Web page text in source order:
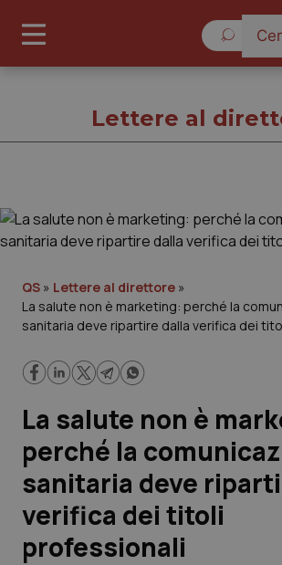
Governo e Parlamento
Regioni e Asl
Lavoro e Professioni
Scienza e Farmaci
Studi e Analisi
Lettere al direttore
Lettere al
QS » Lettere al direttore »
La salute non è marketing: perché la
sanitaria deve ripartire dalla verifica dei
La salute non è
perché la
sanitaria deve
verifica dei titoli
professionali